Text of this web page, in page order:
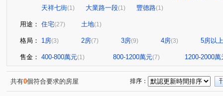
天祥七街(1) 大業路一段(1) 豐德路(1)
用途： 住宅(27) 土地(1)
格局： 1房(3) 2房(7) 3房(9) 4房(3) 5房以上
售金： 400-800萬元(1) 800-1200萬元(7) 1200-2000萬
共有0個符合要求的房屋 排序：